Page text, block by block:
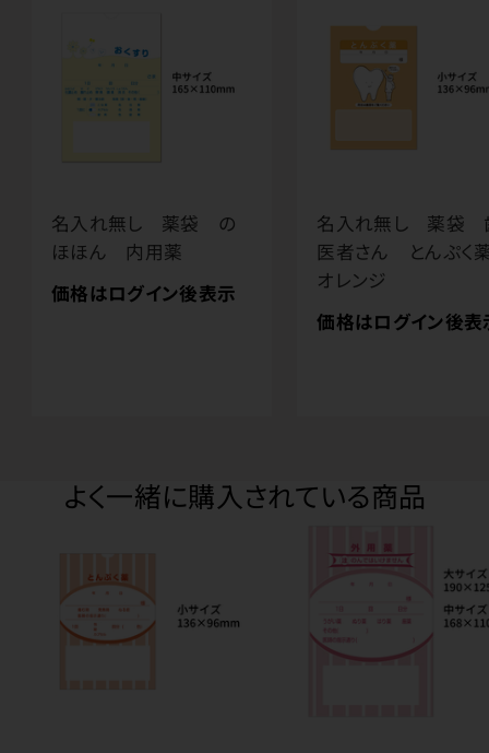
名入れ無し 薬袋 の
ほほん 内用薬
価格はログイン後表示
名入れ無し 薬袋
医者さん とんぷ
オレンジ
価格はログイン後表
よく一緒に購入されている商品